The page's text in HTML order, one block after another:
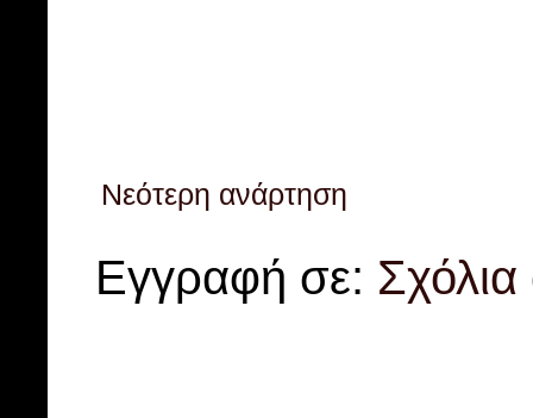
Νεότερη ανάρτηση
Εγγραφή σε: